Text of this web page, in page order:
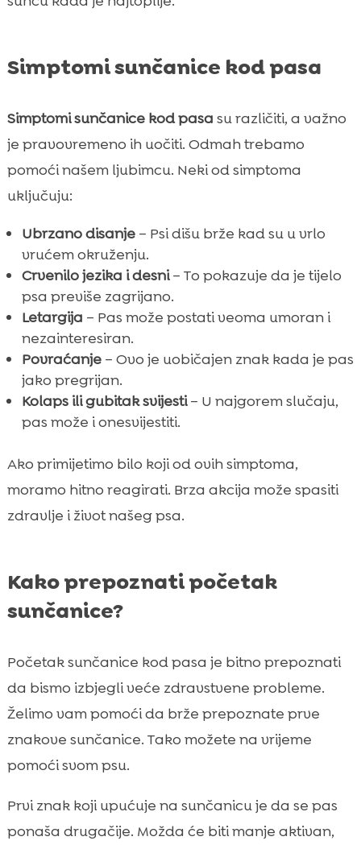
Simptomi sunčanice kod pasa
Simptomi sunčanice kod pasa su različiti, a važno
je pravovremeno ih uočiti. Odmah trebamo
pomoći našem ljubimcu. Neki od simptoma
uključuju:
Ubrzano disanje– Psi dišu brže kad su u vrlo
vrućem okruženju.
Crvenilo jezika i desni– To pokazuje da je tijelo
psa previše zagrijano.
Letargija – Pas može postati veoma umoran i
nezainteresiran.
Povraćanje– Ovo je uobičajen znak kada je pas
jako pregrijan.
Kolaps ili gubitak svijesti– U najgorem slučaju,
pas može i onesvijestiti.
Ako primijetimo bilo koji od ovih simptoma,
moramo hitno reagirati. Brza akcija može spasiti
zdravlje i život našeg psa.
Kako prepoznati početak
sunčanice?
Početak sunčanice kod pasa je bitno prepoznati
da bismo izbjegli veće zdravstvene probleme.
Želimo vam pomoći da brže prepoznate prve
znakove sunčanice. Tako možete na vrijeme
pomoći svom psu.
Prvi znak koji upućuje na sunčanicu je da se pas
ponaša drugačije. Možda će biti manje aktivan,